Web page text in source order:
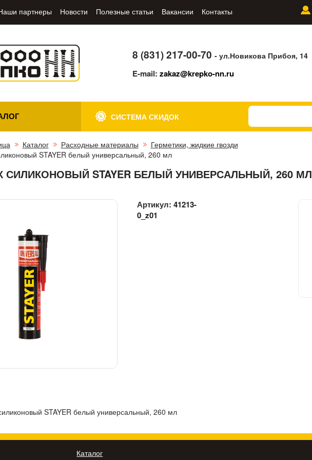
партнеры Новости Полезные статьи Вакансии Контакты
8 (831) 217-00-70- ул.Новикова Прибоя, 14
E-mail:zakaz@krepko-nn.ru
СИСТЕМА СКИДОК
Каталог Расходные материалы
Герметики, жидкие гвозди
STAYER белый универсальный, 260 мл
СИЛИКОНОВЫЙ STAYER БЕЛЫЙ УНИВЕРСАЛЬНЫЙ, 260 МЛ
Артикул:41213-
0_z01
STAYER белый универсальный, 260 мл
Каталог